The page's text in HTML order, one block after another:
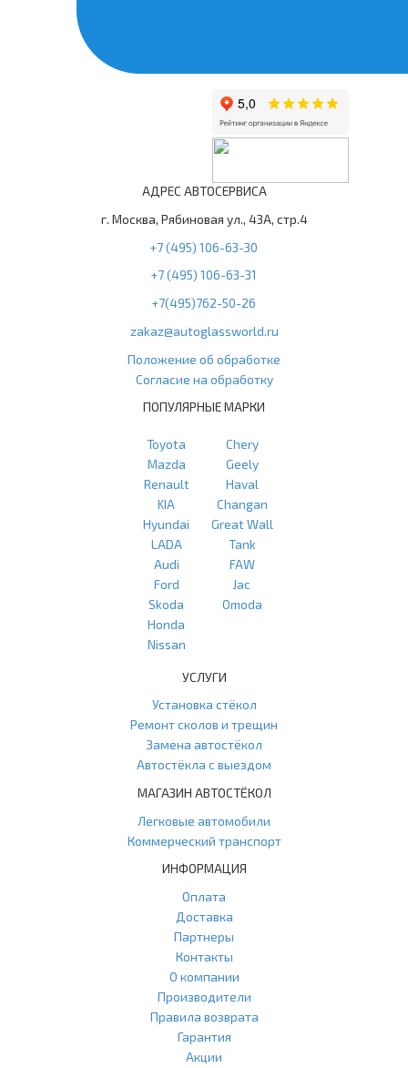
АДРЕС АВТОСЕРВИСА
г. Москва, Рябиновая ул., 43А, стр.4
+7 (495) 106-63-30
+7 (495) 106-63-31
+7(495)762-50-26
zakaz@autoglassworld.ru
Положение об обработке
Согласие на обработку
ПОПУЛЯРНЫЕ МАРКИ
Toyota
Mazda
Renault
KIA
Hyundai
LADA
Audi
Ford
Skoda
Honda
Nissan
Chery
Geely
Haval
Changan
Great Wall
Tank
FAW
Jac
Omoda
УСЛУГИ
Установка стёкол
Ремонт сколов и трещин
Замена автостёкол
Автостёкла с выездом
МАГАЗИН АВТОСТЁКОЛ
Легковые автомобили
Коммерческий транспорт
ИНФОРМАЦИЯ
Оплата
Доставка
Партнеры
Контакты
О компании
Производители
Правила возврата
Гарантия
Акции